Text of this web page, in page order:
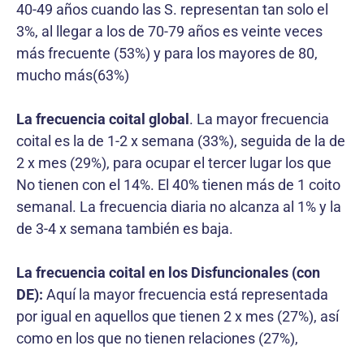
40-49 años cuando las S. representan tan solo el
3%, al llegar a los de 70-79 años es veinte veces
más frecuente (53%) y para los mayores de 80,
mucho más(63%)
La frecuencia coital global . La mayor frecuencia
coital es la de 1-2 x semana (33%), seguida de la de
2 x mes (29%), para ocupar el tercer lugar los que
No tienen con el 14%. El 40% tienen más de 1 coito
semanal. La frecuencia diaria no alcanza al 1% y la
de 3-4 x semana también es baja.
La frecuencia coital en los Disfuncionales (con
DE): Aquí la mayor frecuencia está representada
por igual en aquellos que tienen 2 x mes (27%), así
como en los que no tienen relaciones (27%),